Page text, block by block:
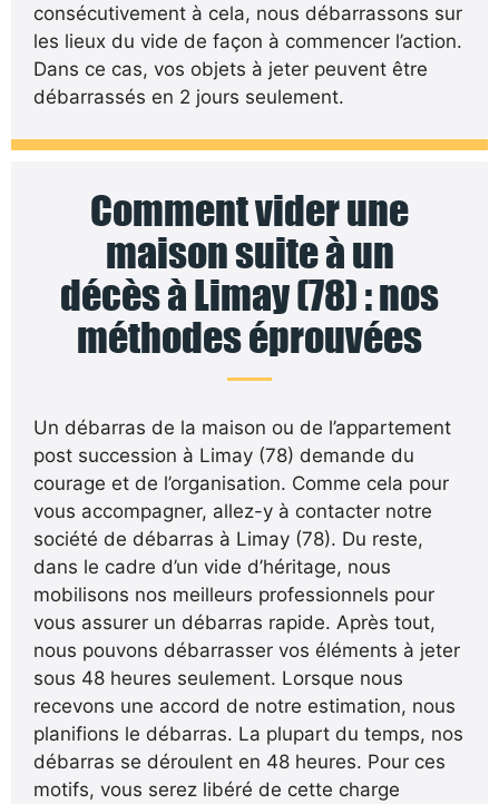
consécutivement à cela, nous débarrassons sur
les lieux du vide de façon à commencer l’action.
Dans ce cas, vos objets à jeter peuvent être
débarrassés en 2 jours seulement.
Comment vider une
maison suite à un
décès à Limay (78) : nos
méthodes éprouvées
Un débarras de la maison ou de l’appartement
post succession à Limay (78) demande du
courage et de l’organisation. Comme cela pour
vous accompagner, allez-y à contacter notre
société de débarras à Limay (78). Du reste,
dans le cadre d’un vide d’héritage, nous
mobilisons nos meilleurs professionnels pour
vous assurer un débarras rapide. Après tout,
nous pouvons débarrasser vos éléments à jeter
sous 48 heures seulement. Lorsque nous
recevons une accord de notre estimation, nous
planifions le débarras. La plupart du temps, nos
débarras se déroulent en 48 heures. Pour ces
motifs, vous serez libéré de cette charge